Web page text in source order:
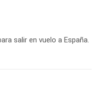
salir en vuelo a España.